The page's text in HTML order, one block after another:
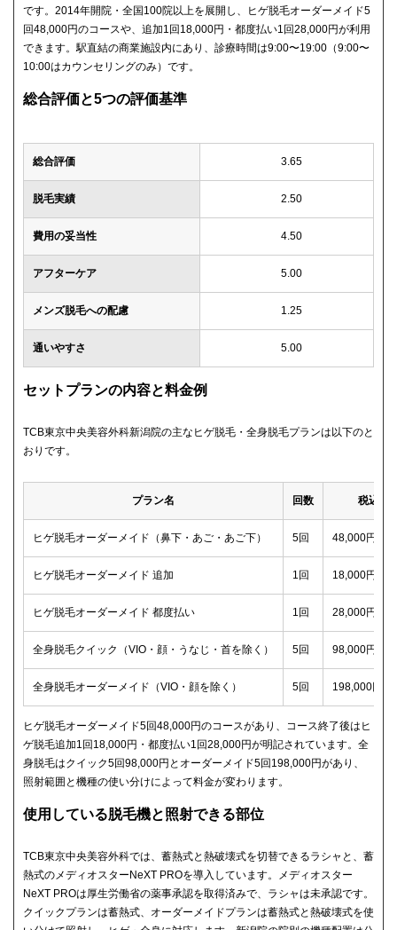
です。2014年開院・全国100院以上を展開し、ヒゲ脱毛オーダーメイド5
回48,000円のコースや、追加1回18,000円・都度払い1回28,000円が利用
できます。駅直結の商業施設内にあり、診療時間は9:00〜19:00（9:00〜
10:00はカウンセリングのみ）です。
総合評価と5つの評価基準
総合評価 3.65
脱毛実績 2.50
費用の妥当性 4.50
アフターケア 5.00
メンズ脱毛への配慮 1.25
通いやすさ 5.00
セットプランの内容と料金例
TCB東京中央美容外科新潟院の主なヒゲ脱毛・全身脱毛プランは以下のと
おりです。
プラン名 回数 税込料
ヒゲ脱毛オーダーメイド（鼻下・あご・あご下） 5回 48,000円（
ヒゲ脱毛オーダーメイド 追加 1回 18,000円（
ヒゲ脱毛オーダーメイド 都度払い 1回 28,000円（
全身脱毛クイック（VIO・顔・うなじ・首を除く） 5回 98,000円（
全身脱毛オーダーメイド（VIO・顔を除く） 5回 198,000円（
ヒゲ脱毛オーダーメイド5回48,000円のコースがあり、コース終了後はヒ
ゲ脱毛追加1回18,000円・都度払い1回28,000円が明記されています。全
身脱毛はクイック5回98,000円とオーダーメイド5回198,000円があり、
照射範囲と機種の使い分けによって料金が変わります。
使用している脱毛機と照射できる部位
TCB東京中央美容外科では、蓄熱式と熱破壊式を切替できるラシャと、蓄
熱式のメディオスターNeXT PROを導入しています。メディオスター
NeXT PROは厚生労働省の薬事承認を取得済みで、ラシャは未承認です。
クイックプランは蓄熱式、オーダーメイドプランは蓄熱式と熱破壊式を使